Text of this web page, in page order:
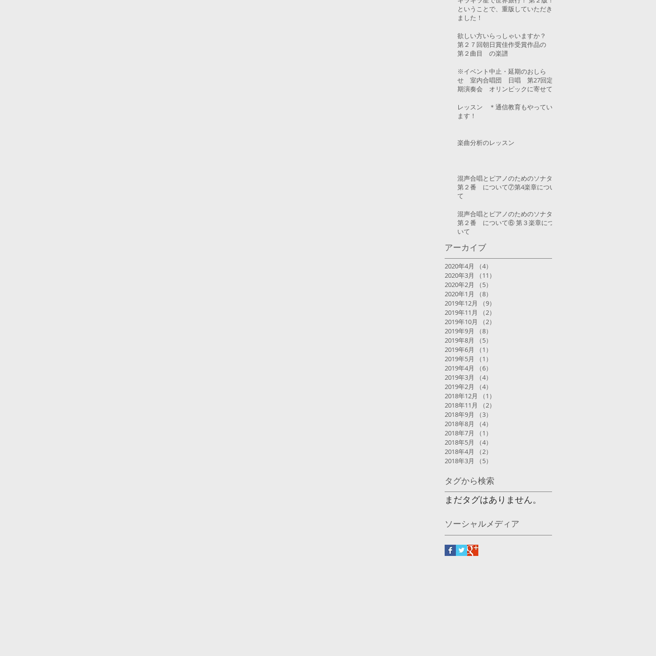
ということで、重版していただき
ました！
欲しい方いらっしゃいますか？
第２７回朝日賞佳作受賞作品の
第２曲目 の楽譜
※イベント中止・延期のおしら
せ 室内合唱団 日唱 第27回定
期演奏会 オリンピックに寄せて
レッスン ＊通信教育もやってい
ます！
楽曲分析のレッスン
混声合唱とピアノのためのソナタ
第２番 について⑦第4楽章につい
て
混声合唱とピアノのためのソナタ
第２番 について⑥ 第３楽章につ
いて
アーカイブ
2020年4月 （4）
2020年3月
（11）
2020年2月
（5）
2020年1月
（8）
2019年12月
（9）
2019年11月
（2）
2019年10月
（2）
2019年9月
（8）
2019年8月
（5）
2019年6月
（1）
2019年5月
（1）
2019年4月
（6）
2019年3月
（4）
2019年2月
（4）
2018年12月
（1）
2018年11月
（2）
2018年9月
（3）
2018年8月
（4）
2018年7月
（1）
2018年5月
（4）
2018年4月
（2）
2018年3月
（5）
タグから検索
まだタグはありません。
ソーシャルメディア